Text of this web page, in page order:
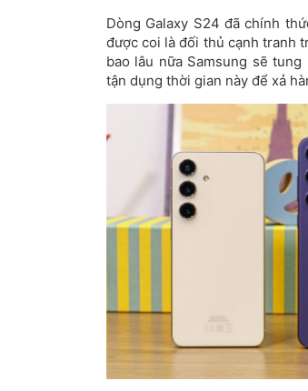
Dòng Galaxy S24 đã chính
được coi là đối thủ cạnh tranh
bao lâu nữa Samsung sẽ
tận dụng thời gian này để xả